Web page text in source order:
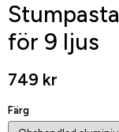
för 9 ljus
749 kr
Färg